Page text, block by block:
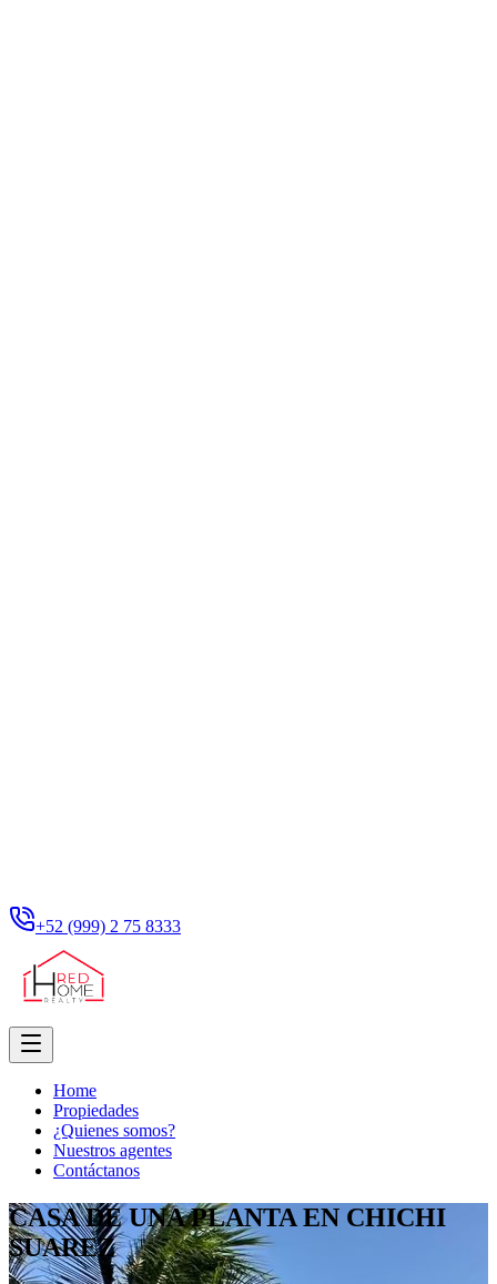
+52 (999) 2 75 8333
Home
Propiedades
¿Quienes somos?
Nuestros agentes
Contáctanos
CASA DE UNA PLANTA EN CHICHI
SUAREZ